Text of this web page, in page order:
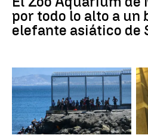
por todo lo alto a un
elefante asiático de